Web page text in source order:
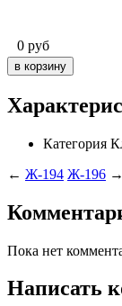
0 руб
Категория
← Ж-194 Ж-196 →
Пока нет
Написать